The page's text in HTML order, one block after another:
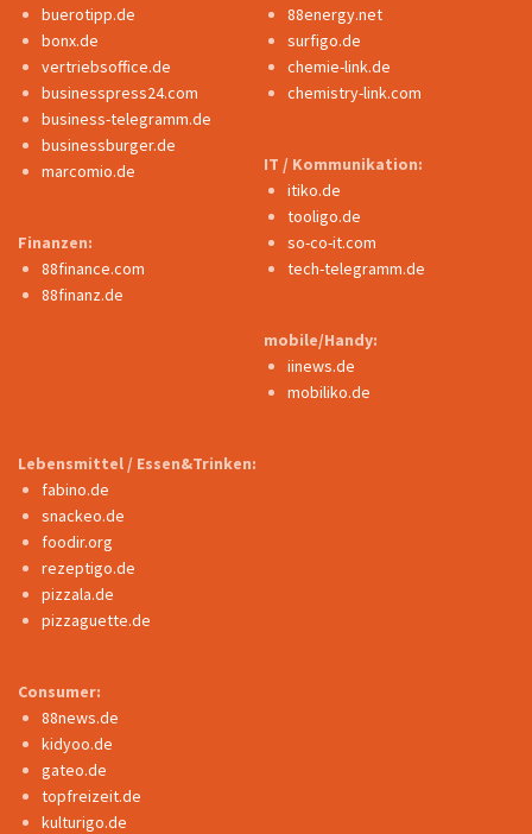
buerotipp.de
bonx.de
vertriebsoffice.de
businesspress24.com
business-telegramm.de
businessburger.de
marcomio.de
Finanzen:
88finance.com
88finanz.de
88energy.net
surfigo.de
chemie-link.de
chemistry-link.com
IT / Kommunikation:
itiko.de
tooligo.de
so-co-it.com
tech-telegramm.de
mobile/Handy:
iinews.de
mobiliko.de
Lebensmittel / Essen&Trinken:
fabino.de
snackeo.de
foodir.org
rezeptigo.de
pizzala.de
pizzaguette.de
Consumer:
88news.de
kidyoo.de
gateo.de
topfreizeit.de
kulturigo.de